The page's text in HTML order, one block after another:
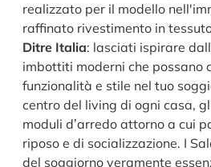
realizzato per il modello
raffinato rivestimento in
Ditre Italia: lasciati ispirare
imbottiti moderni che possano
funzionalità e stile nel tuo
centro del living di ogni casa,
moduli d’arredo attorno a cui
riposo e di socializzazione. I
del soggiorno veramente